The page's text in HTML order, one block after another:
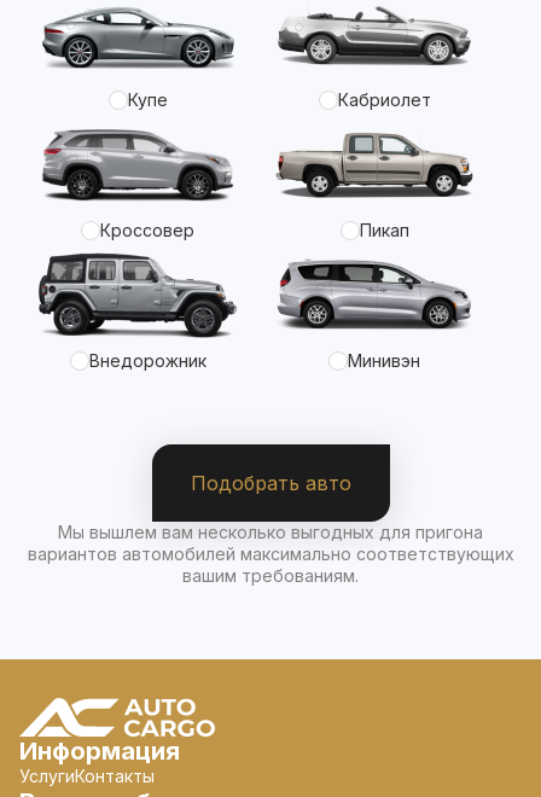
Купе Кабриолет
Кроссовер Пикап
Внедорожник Минивэн
Подобрать авто
Мы вышлем вам несколько выгодных для пригона
вариантов автомобилей максимально соответствующих
вашим требованиям.
Информация
УслугиКонтакты